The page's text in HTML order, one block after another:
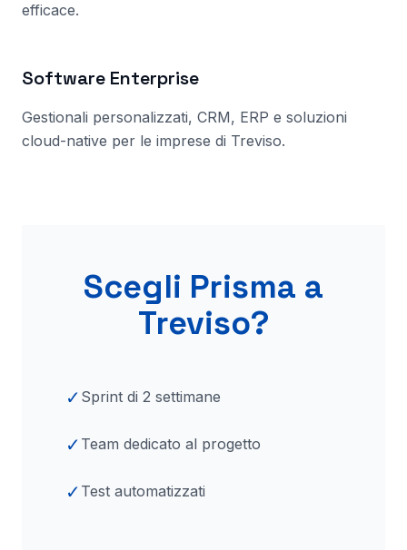
efficace.
Software Enterprise
Gestionali personalizzati, CRM, ERP e soluzioni
cloud-native per le imprese di Treviso.
Scegli Prisma a
Treviso?
✓ Sprint di 2 settimane
✓ Team dedicato al progetto
✓ Test automatizzati